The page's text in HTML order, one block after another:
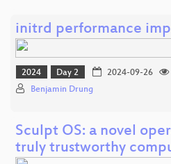
initrd performance
2024 Day 2 2024-09-26
Benjamin Drung
Sculpt OS: a novel
truly trustworthy